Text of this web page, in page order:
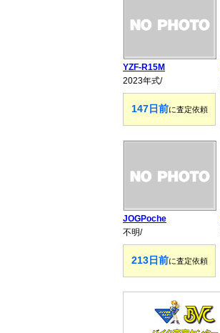
YZF-R15M
2023年式/
147日前に査定依頼
JOGPoche
不明/
213日前に査定依頼